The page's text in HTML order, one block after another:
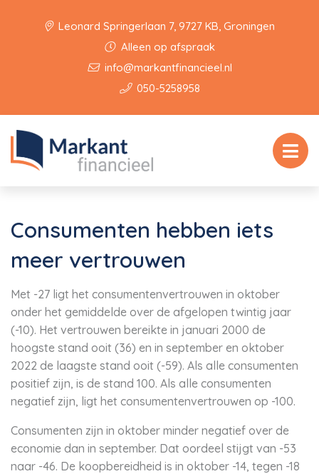
Leonard Springerlaan 7, 9727 KB, Groningen
Alleen op afspraak
info@markantfinancieel.nl
050-5258958
Consumenten hebben iets
meer vertrouwen
Met -27 ligt het consumentenvertrouwen in oktober
onder het gemiddelde over de afgelopen twintig jaar
(-10). Het vertrouwen bereikte in januari 2000 de
hoogste stand ooit (36) en in september en oktober
2022 de laagste stand ooit (-59). Als alle consumenten
positief zijn, is de stand 100. Als alle consumenten
negatief zijn, ligt het consumentenvertrouwen op -100.
Consumenten zijn in oktober minder negatief over de
economie dan in september. Dat oordeel stijgt van -53
naar -46. De koopbereidheid is in oktober -14, tegen -18